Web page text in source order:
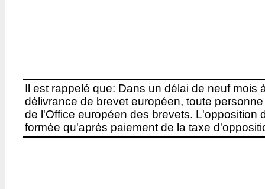
Il est rappelé que: Dans un délai de neuf
délivrance de brevet européen, toute
de l'Office européen des brevets. L'opposition
formée qu'après paiement de la taxe